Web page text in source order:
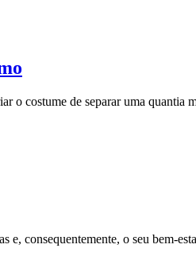
costume de separar uma quantia
consequentemente, o seu bem-